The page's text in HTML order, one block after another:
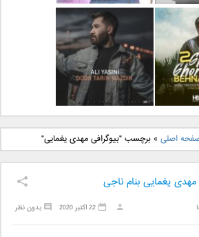
مهدی
اسرار
دانلود آهنگ جدید فرزاد
فرزین بنام آتیش
بهنام
قمر 2
دانلود آهنگ جدید علی
یاسینی بنام دورترین نزدیک
اصلی »برچسب "بیوگرافی مهدی یغمایی"
یغمایی بنام ناجی
بدون نظر 22 اکتبر 2020